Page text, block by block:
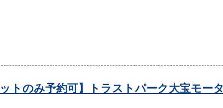
ットのみ予約可】トラストパーク大宝モー